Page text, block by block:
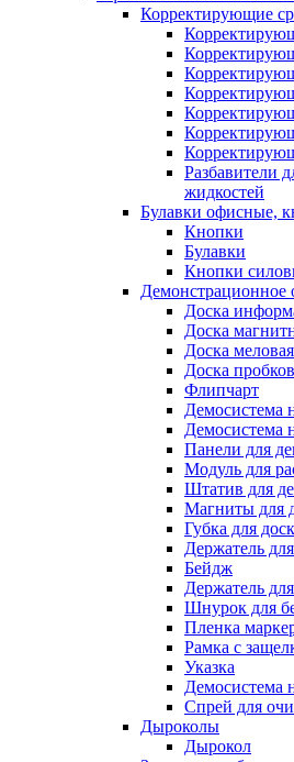
Корректирующие
Разбавители
жидкостей
Булавки офисные,
Кнопки
Булавки
Кнопки
Демонстрационное
Доска
Доска
Доска меловая
Доска
Флипчарт
Демосистема
Демосистема
Панели для
Модуль для
Штатив для
Магниты для
Губка для
Держатель
Бейдж
Держатель
Шнурок для
Пленка
Рамка с
Указка
Демосистема
Спрей для
Дыроколы
Дырокол